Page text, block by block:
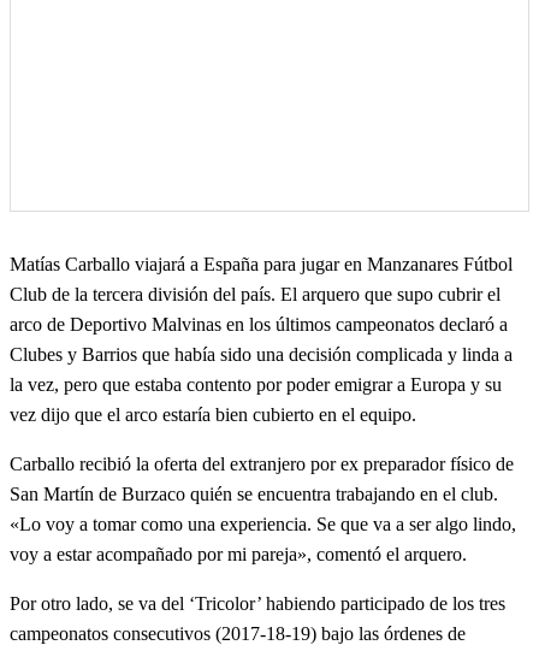
Matías Carballo viajará a España para jugar en Manzanares Fútbol
Club de la tercera división del país. El arquero que supo cubrir el
arco de Deportivo Malvinas en los últimos campeonatos declaró a
Clubes y Barrios que había sido una decisión complicada y linda a
la vez, pero que estaba contento por poder emigrar a Europa y su
vez dijo que el arco estaría bien cubierto en el equipo.
Carballo recibió la oferta del extranjero por ex preparador físico de
San Martín de Burzaco quién se encuentra trabajando en el club.
«Lo voy a tomar como una experiencia. Se que va a ser algo lindo,
voy a estar acompañado por mi pareja», comentó el arquero.
Por otro lado, se va del ‘Tricolor’ habiendo participado de los tres
campeonatos consecutivos (2017-18-19) bajo las órdenes de